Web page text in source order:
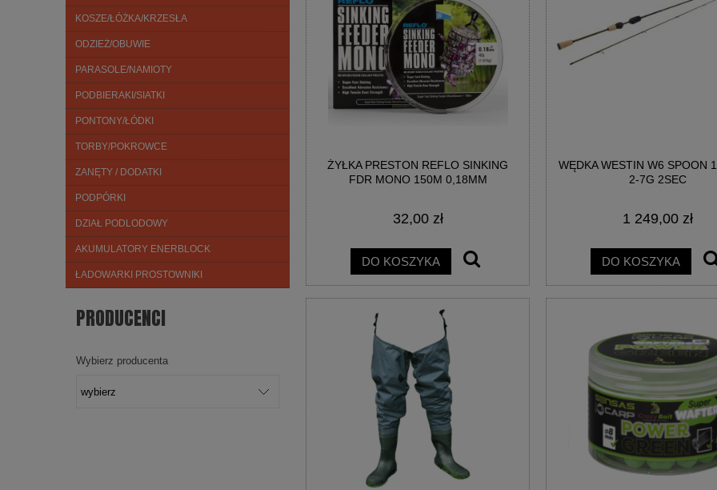
KOSZE/ŁÓŻKA/KRZESŁA
ODZIEŻ/OBUWIE
PARASOLE/NAMIOTY
PODBIERAKI/SIATKI
PONTONY/ŁÓDKI
TORBY/POKROWCE
ZANĘTY / DODATKI
PODPÓRKI
DZIAŁ PODLODOWY
AKUMULATORY ENERBLOCK
ŁADOWARKI PROSTOWNIKI
PRODUCENCI
Wybierz producenta
ŻYŁKA PRESTON REFLO SINKING
FDR MONO 150M 0,18MM
32,00 zł
DO KOSZYKA
WĘDKA WESTIN W6 SPOON
2-7G 2SEC
1 249,00 zł
DO KOSZYKA